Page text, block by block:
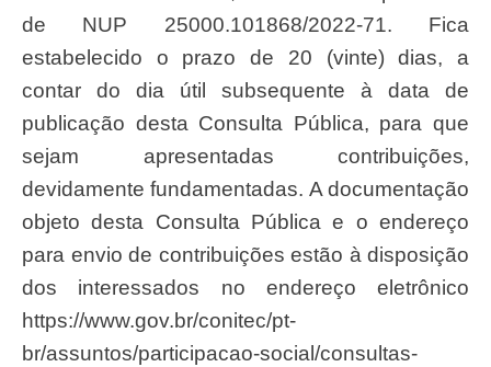
de NUP 25000.101868/2022-71. Fica
estabelecido o prazo de 20 (vinte) dias, a
contar do dia útil subsequente à data de
publicação desta Consulta Pública, para que
sejam apresentadas contribuições,
devidamente fundamentadas. A documentação
objeto desta Consulta Pública e o endereço
para envio de contribuições estão à disposição
dos interessados no endereço eletrônico
https://www.gov.br/conitec/pt-
br/assuntos/participacao-social/consultas-